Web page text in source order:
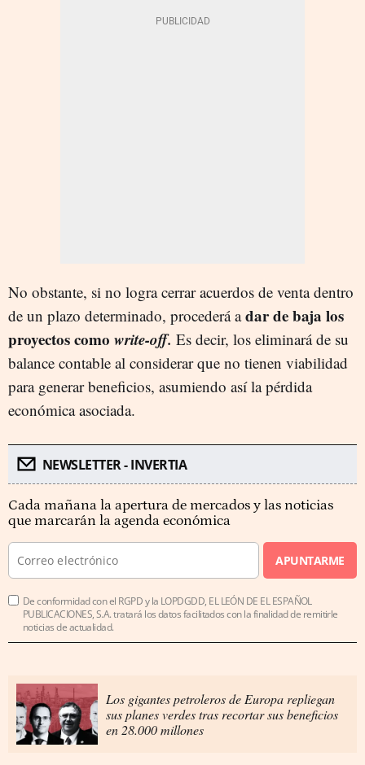
No obstante, si no logra cerrar acuerdos de venta dentro
de un plazo determinado, procederá adar de baja los
proyectos como write-off. Es decir, los eliminará de su
balance contable al considerar que no tienen viabilidad
para generar beneficios, asumiendo así la pérdida
económica asociada.
NEWSLETTER - INVERTIA
Cada mañana la apertura de mercados y las noticias
que marcarán la agenda económica
APUNTARME
De conformidad con el RGPD y la LOPDGDD, EL LEÓN DE EL ESPAÑOL
PUBLICACIONES, S.A. tratará los datos facilitados con la finalidad de remitirle
noticias de actualidad.
Los gigantes petroleros de Europa repliegan
sus planes verdes tras recortar sus beneficios
en 28.000 millones